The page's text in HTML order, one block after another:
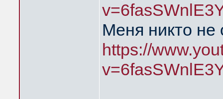
Меня никто
https://